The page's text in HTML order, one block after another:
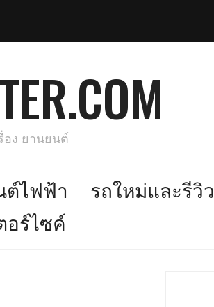
อง ยานยนต์
ต์ไฟฟ้า รถใหม่และรีวิว
อร์ไซค์